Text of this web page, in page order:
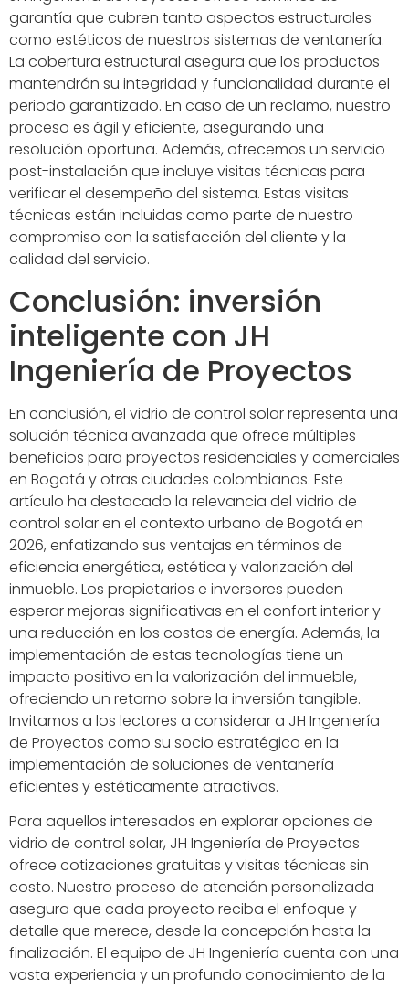
garantía que cubren tanto aspectos estructurales
como estéticos de nuestros sistemas de ventanería.
La cobertura estructural asegura que los productos
mantendrán su integridad y funcionalidad durante el
periodo garantizado. En caso de un reclamo, nuestro
proceso es ágil y eficiente, asegurando una
resolución oportuna. Además, ofrecemos un servicio
post-instalación que incluye visitas técnicas para
verificar el desempeño del sistema. Estas visitas
técnicas están incluidas como parte de nuestro
compromiso con la satisfacción del cliente y la
calidad del servicio.
Conclusión: inversión
inteligente con JH
Ingeniería de Proyectos
En conclusión, el vidrio de control solar representa una
solución técnica avanzada que ofrece múltiples
beneficios para proyectos residenciales y comerciales
en Bogotá y otras ciudades colombianas. Este
artículo ha destacado la relevancia del vidrio de
control solar en el contexto urbano de Bogotá en
2026, enfatizando sus ventajas en términos de
eficiencia energética, estética y valorización del
inmueble. Los propietarios e inversores pueden
esperar mejoras significativas en el confort interior y
una reducción en los costos de energía. Además, la
implementación de estas tecnologías tiene un
impacto positivo en la valorización del inmueble,
ofreciendo un retorno sobre la inversión tangible.
Invitamos a los lectores a considerar a JH Ingeniería
de Proyectos como su socio estratégico en la
implementación de soluciones de ventanería
eficientes y estéticamente atractivas.
Para aquellos interesados en explorar opciones de
vidrio de control solar, JH Ingeniería de Proyectos
ofrece cotizaciones gratuitas y visitas técnicas sin
costo. Nuestro proceso de atención personalizada
asegura que cada proyecto reciba el enfoque y
detalle que merece, desde la concepción hasta la
finalización. El equipo de JH Ingeniería cuenta con una
vasta experiencia y un profundo conocimiento de la